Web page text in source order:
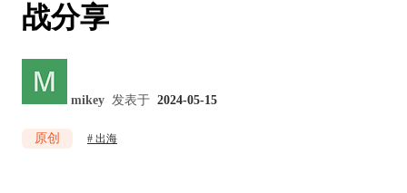
战分享
mikey 发表于 2024-05-15
原创 出海